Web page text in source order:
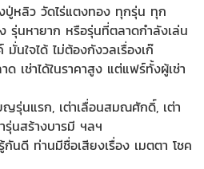
งปู่หลิว วัดไร่แตงทอง ทุกรุ่น ทุก
รุ่นหายาก หรือรุ่นที่ตลาดกำลังเล่น
นใจได้ ไม่ต้องกังวลเรื่องเก๊
ด เช่าได้ในราคาสูง แต่แฟร์ทั้งผู้เช่า
ญรุ่นแรก, เต่าเลื่อนสมณศักดิ์, เต่า
รุ่นสร้างบารมี ฯลฯ
นดี ท่านมีชื่อเสียงเรื่อง เมตตา โชค